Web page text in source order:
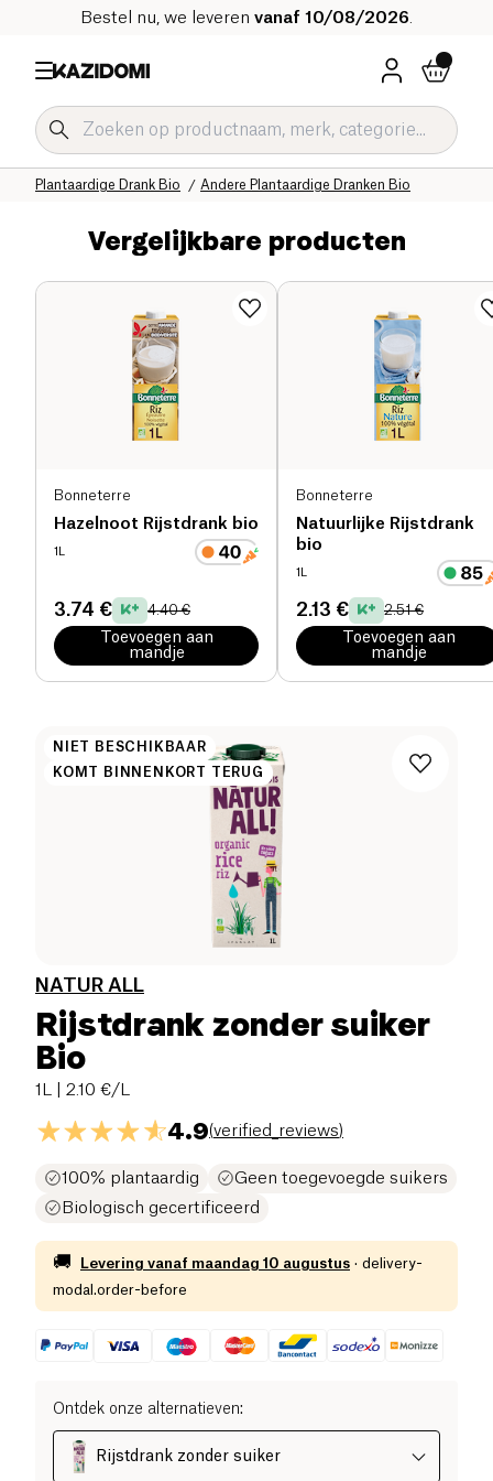
Bestel nu, we leveren vanaf 10/08/2026
Andere Plantaardige Dranken Bio
Plantaardige Drank Bio
Dranken Bio
Onze biologische catalogus
Home
Vergelijkbare producten
Bonneterre
Hazelnoot Rijstdrank bio
1L
3.74 € 4.40 €
Toevoegen aan
mandje
Bonneterre
Natuurlijke Rijstdrank
bio
1L
2.13 € 2.51 €
Toevoegen aan
mandje
NIET BESCHIKBAAR
KOMT BINNENKORT TERUG
NATUR ALL
Rijstdrank zonder suiker
Bio
1L | 2.10 €/L
4.9(verified_reviews)
100% plantaardig
Geen toegevoegde suikers
Biologisch gecertificeerd
🚚 Levering vanaf maandag 10 augustus · delivery-
modal.order-before
Ontdek onze alternatieven:
Rijstdrank zonder suiker